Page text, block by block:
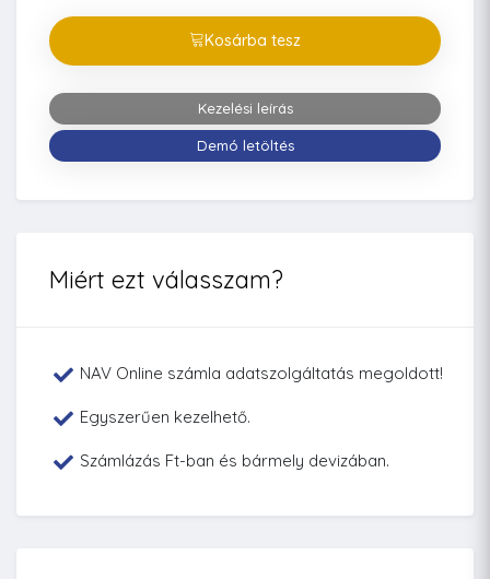
Kosárba tesz
Kezelési leírás
Demó letöltés
Miért ezt válasszam?
NAV Online számla adatszolgáltatás megoldott!
Egyszerűen kezelhető.
Számlázás Ft-ban és bármely devizában.